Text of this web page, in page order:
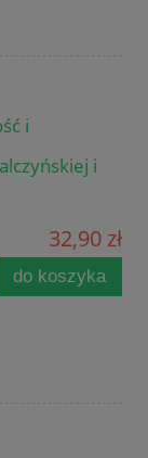
i
i
32,90 zł
do koszyka